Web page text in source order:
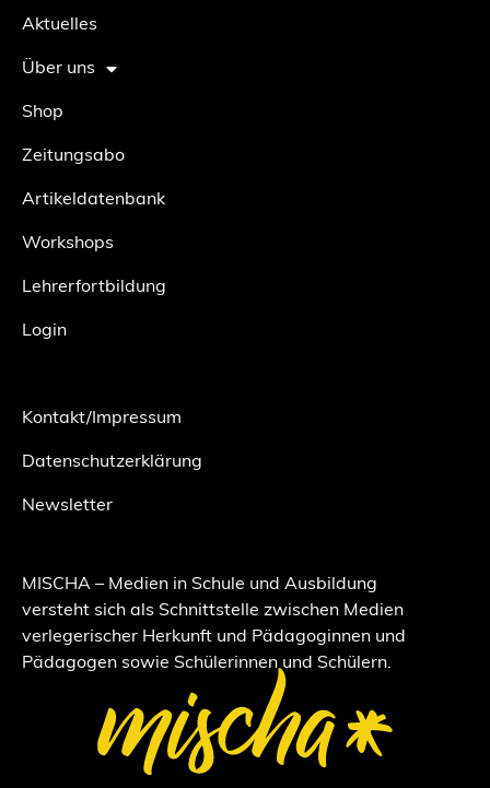
Aktuelles
Über uns
Shop
Zeitungsabo
Artikeldatenbank
Workshops
Lehrerfortbildung
Login
Kontakt/Impressum
Datenschutzerklärung
Newsletter
MISCHA – Medien in Schule und Ausbildung
versteht sich als Schnittstelle zwischen Medien
verlegerischer Herkunft und Pädagoginnen und
Pädagogen sowie Schülerinnen und Schülern.